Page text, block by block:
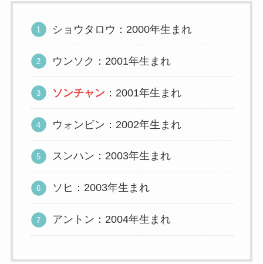
ショウタロウ：2000年生まれ
ウンソク：2001年生まれ
ソンチャン ：2001年生まれ
ウォンビン：2002年生まれ
スンハン：2003年生まれ
ソヒ：2003年生まれ
アントン：2004年生まれ